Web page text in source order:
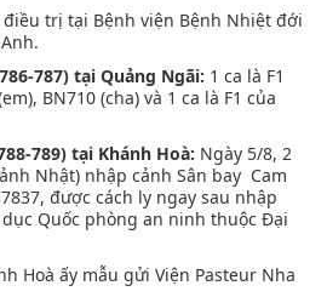
trị tại Bệnh viện Bệnh Nhiệt đới
787) tại Quảng Ngãi: 1 ca là F1
BN710 (cha) và 1 ca là F1 của
789) tại Khánh Hoà: Ngày 5/8, 2
Nhật) nhập cảnh Sân bay Cam
được cách ly ngay sau nhập
Quốc phòng an ninh thuộc Đại
Hoà ấy mẫu gửi Viện Pasteur Nha